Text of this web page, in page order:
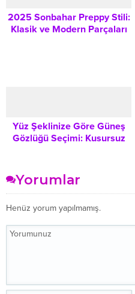
2025 Sonbahar Preppy Stili:
Klasik ve Modern Parçaları
Yüz Şeklinize Göre Güneş
Gözlüğü Seçimi: Kusursuz
Yorumlar
Henüz yorum yapılmamış.